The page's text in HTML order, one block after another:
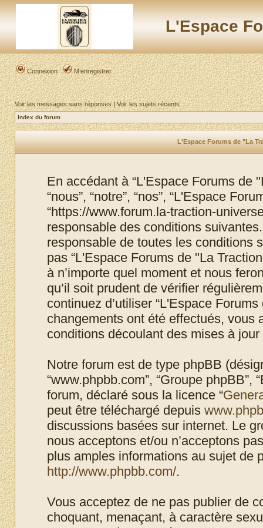
L'Espace
Connexion M’enregistrer
Voir les messages sans réponses|Voir les sujets récents
Index du forum
L'Espace Forums de "La
En accédant à “L'Espace Forums de
“nous”, “notre”, “nos”, “L'Espace
“https://www.forum.la-traction-
responsable des conditions
responsable de toutes les conditions
pas “L'Espace Forums de "La
à n’importe quel moment et nous
qu’il soit prudent de vérifier
continuez d’utiliser “L'Espace
changements ont été effectués, vous
conditions découlant des mises à
Notre forum est de type phpBB
“www.phpbb.com”, “Groupe
forum, déclaré sous la licence “
peut être téléchargé depuis
discussions basées sur internet. Le
nous acceptons et/ou n’acceptons
plus amples informations au sujet de
http://www.phpbb.com/.
Vous acceptez de ne pas publier de
choquant, menaçant, à caractère